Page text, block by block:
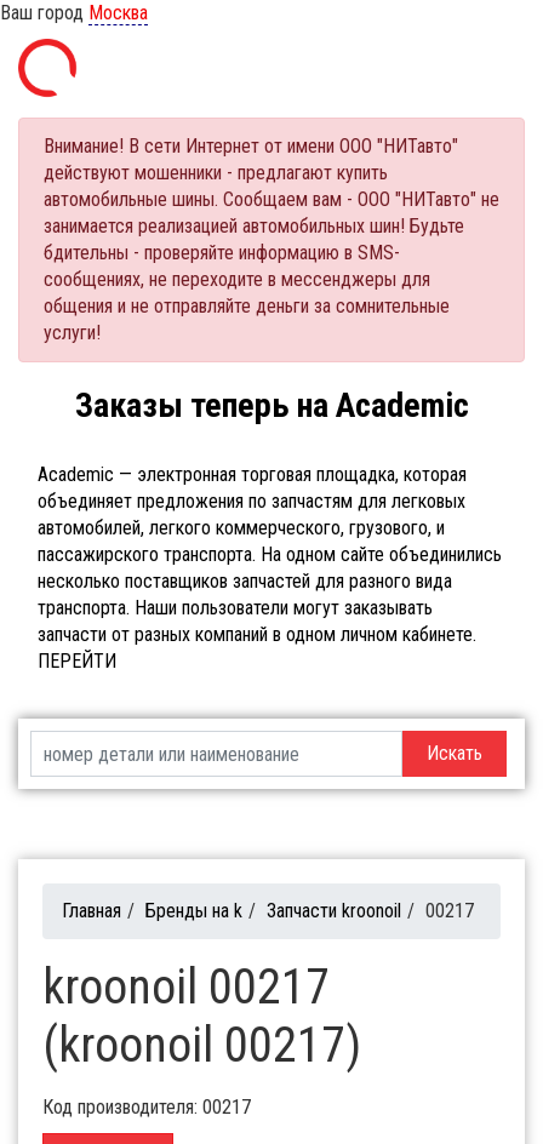
Ваш город Москва
Внимание! В сети Интернет от имени ООО "НИТавто"
действуют мошенники - предлагают купить
автомобильные шины. Сообщаем вам - ООО "НИТавто" не
занимается реализацией автомобильных шин! Будьте
бдительны - проверяйте информацию в SMS-
сообщениях, не переходите в мессенджеры для
общения и не отправляйте деньги за сомнительные
услуги!
Заказы теперь на Academic
Academic — электронная торговая площадка, которая
объединяет предложения по запчастям для легковых
автомобилей, легкого коммерческого, грузового, и
пассажирского транспорта. На одном сайте объединились
несколько поставщиков запчастей для разного вида
транспорта. Наши пользователи могут заказывать
запчасти от разных компаний в одном личном кабинете.
ПЕРЕЙТИ
Искать
Главная / Бренды на k / Запчасти kroonoil / 00217
kroonoil 00217
(kroonoil 00217)
Код производителя: 00217